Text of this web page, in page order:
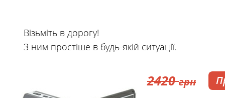
Візьміть в дорогу!
З ним простіше в будь-якій ситуації.
2420грн